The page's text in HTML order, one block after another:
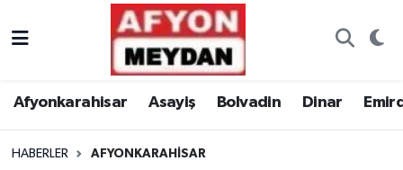
Afyonkarahisar Asayiş Bolvadin Dinar
HABERLER AFYONKARAHISAR
Nöbetçi Eczaneler
Trafik Durumu